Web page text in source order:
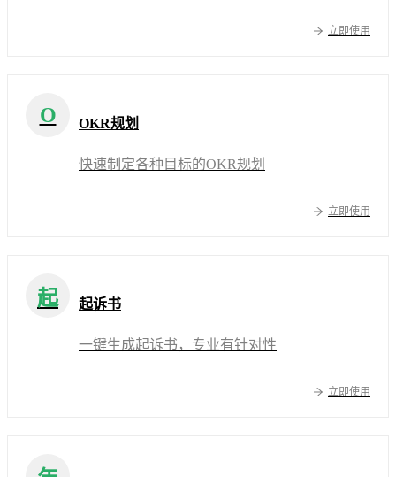
立即使用
O OKR规划
快速制定各种目标的OKR规划
立即使用
起 起诉书
一键生成起诉书，专业有针对性
立即使用